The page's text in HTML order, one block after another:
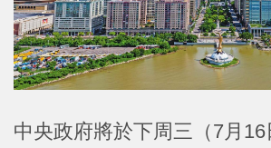
中央政府將於下周三（7月